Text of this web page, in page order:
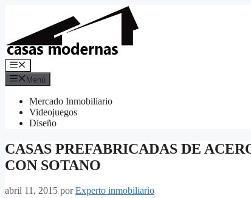
contenido
Menú
Menú
Mercado Inmobiliario
Videojuegos
Diseño
CASAS PREFABRICADAS DE
CON SOTANO
abril 11, 2015 porExperto inmobiliario